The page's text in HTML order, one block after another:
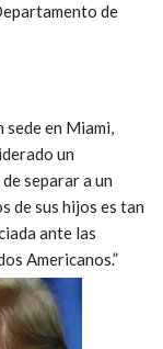
de
en Miami,
un
separar a un
de sus hijos es tan
ante las
Americanos.”